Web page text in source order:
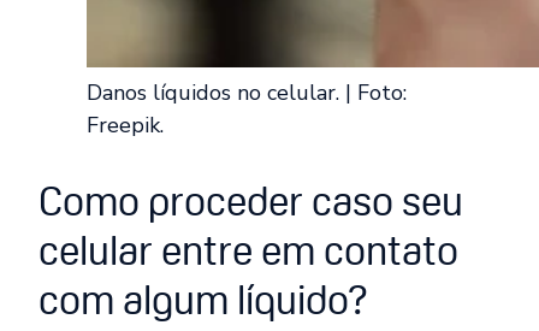
Danos líquidos no celular. | Foto:
Freepik.
Como proceder caso seu
celular entre em contato
com algum líquido?